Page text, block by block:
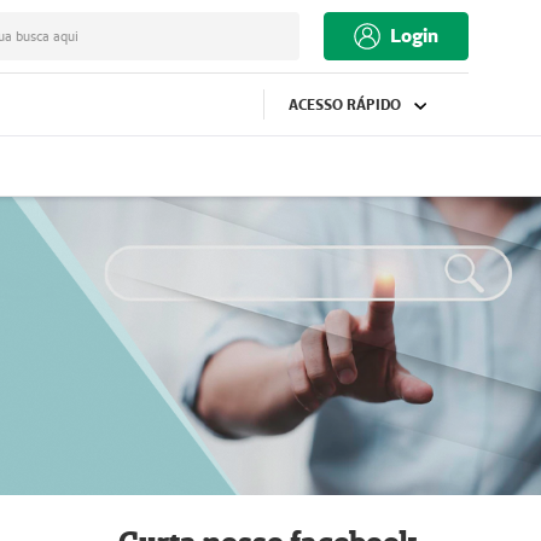
busca aqui Login
ACESSO RÁPIDO